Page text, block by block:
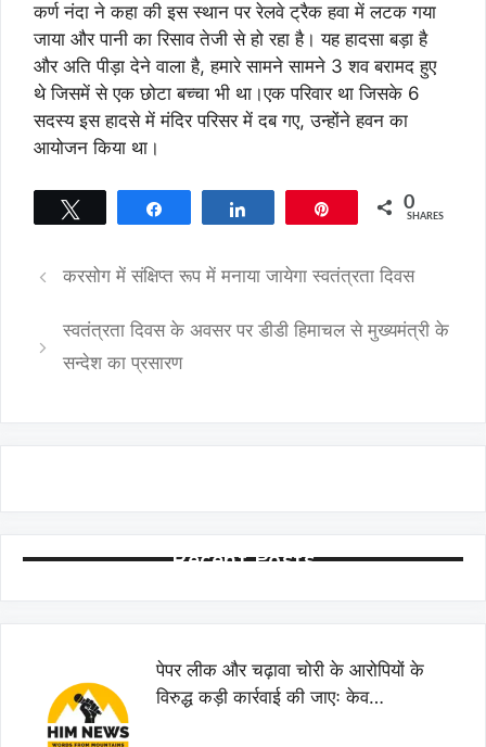
कर्ण नंदा ने कहा की इस स्थान पर रेलवे ट्रैक हवा में लटक गया
जाया और पानी का रिसाव तेजी से हो रहा है। यह हादसा बड़ा है
और अति पीड़ा देने वाला है, हमारे सामने सामने 3 शव बरामद हुए
थे जिसमें से एक छोटा बच्चा भी था।एक परिवार था जिसके 6
सदस्य इस हादसे में मंदिर परिसर में दब गए, उन्होंने हवन का
आयोजन किया था।
0
SHARES
करसोग में संक्षिप्त रूप में मनाया जायेगा स्वतंत्रता दिवस
स्वतंत्रता दिवस के अवसर पर डीडी हिमाचल से मुख्यमंत्री के
सन्देश का प्रसारण
Recent Posts
पेपर लीक और चढ़ावा चोरी के आरोपियों के
विरुद्ध कड़ी कार्रवाई की जाएः केव…